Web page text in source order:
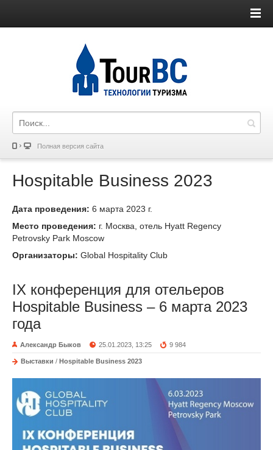
Полная версия сайта
Hospitable Business 2023
Дата проведения: 6 марта 2023 г.
Место проведения: г. Москва, отель Hyatt Regency
Petrovsky Park Moscow
Организаторы: Global Hospitality Club
IX конференция для отельеров
Hospitable Business – 6 марта 2023
года
Александр Быков 25.01.2023, 13:25 9 984
Выставки / Hospitable Business 2023